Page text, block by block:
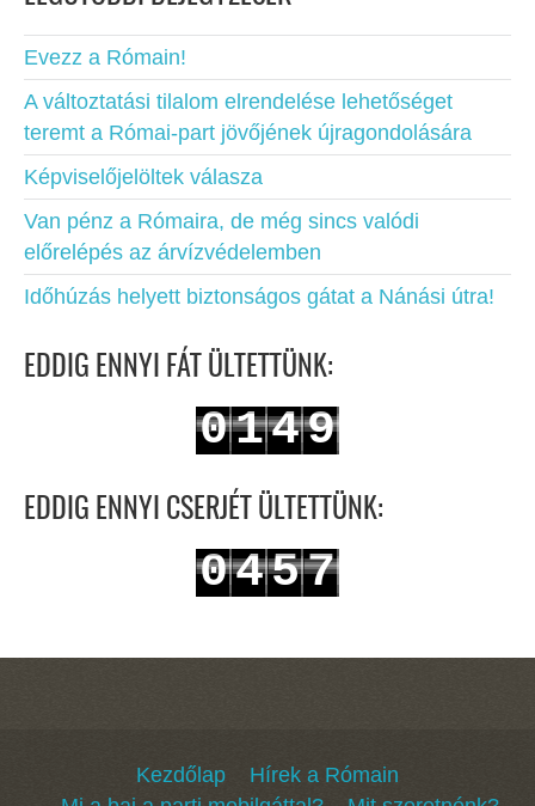
Evezz a Rómain!
A változtatási tilalom elrendelése lehetőséget
teremt a Római-part jövőjének újragondolására
Képviselőjelöltek válasza
Van pénz a Rómaira, de még sincs valódi
előrelépés az árvízvédelemben
Időhúzás helyett biztonságos gátat a Nánási útra!
EDDIG ENNYI FÁT ÜLTETTÜNK:
01
2
49
EDDIG ENNYI CSERJÉT ÜLTETTÜNK:
0457
Kezdőlap
Hírek a Rómain